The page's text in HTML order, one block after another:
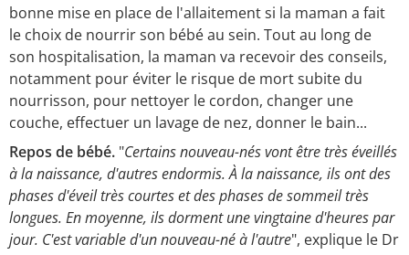
bonne mise en place de l'allaitement si la maman a fait
le choix de nourrir son bébé au sein. Tout au long de
son hospitalisation, la maman va recevoir des conseils,
notamment pour éviter le risque de mort subite du
nourrisson, pour nettoyer le cordon, changer une
couche, effectuer un lavage de nez, donner le bain...
Repos de bébé. "Certains nouveau-nés vont être très éveillés
à la naissance, d'autres endormis. À la naissance, ils ont des
phases d'éveil très courtes et des phases de sommeil très
longues. En moyenne, ils dorment une vingtaine d'heures par
jour. C'est variable d'un nouveau-né à l'autre", explique le Dr